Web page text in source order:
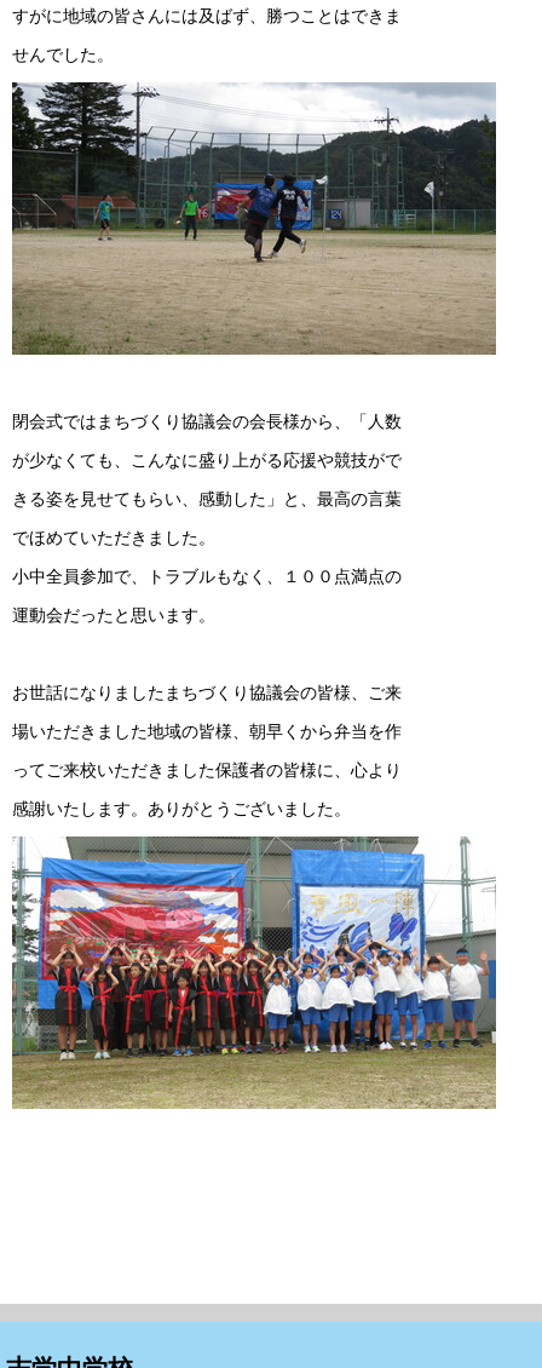
すがに地域の皆さんには及ばず、勝つことはできま
せんでした。
閉会式ではまちづくり協議会の会長様から、「人数
が少なくても、こんなに盛り上がる応援や競技がで
きる姿を見せてもらい、感動した」と、最高の言葉
でほめていただきました。
小中全員参加で、トラブルもなく、１００点満点の
運動会だったと思います。
お世話になりましたまちづくり協議会の皆様、ご来
場いただきました地域の皆様、朝早くから弁当を作
ってご来校いただきました保護者の皆様に、心より
感謝いたします。ありがとうございました。